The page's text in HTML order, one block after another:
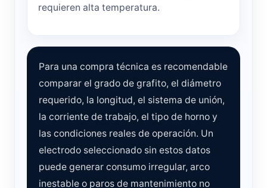
requieren alta temperatura.
Para una compra técnica es recomendable
comparar el grado de grafito, el diámetro
requerido, la longitud, el sistema de unión,
la corriente de trabajo, el tipo de horno y
las condiciones reales de operación. Un
electrodo seleccionado sin estos datos
puede generar consumo irregular, arco
inestable o paros de mantenimiento no